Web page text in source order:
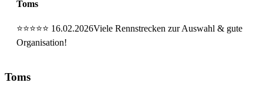
Toms
⭐⭐⭐⭐⭐ 16.02.2026Viele Rennstrecken zur Auswahl & gute
Organisation!
Toms